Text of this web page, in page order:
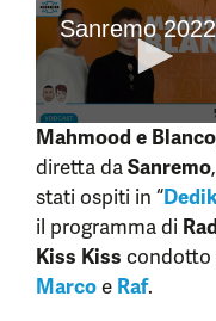
Mahmood e Blanco
diretta daSanremo
stati ospiti in “
il programma di
Kiss Kiss condotto
Marcoe Raf.